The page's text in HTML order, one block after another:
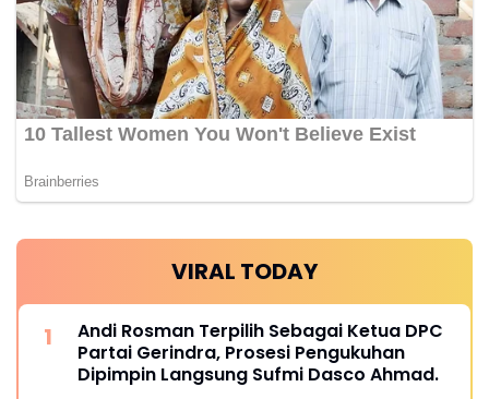
VIRAL TODAY
Andi Rosman Terpilih Sebagai Ketua DPC
Partai Gerindra, Prosesi Pengukuhan
Dipimpin Langsung Sufmi Dasco Ahmad.